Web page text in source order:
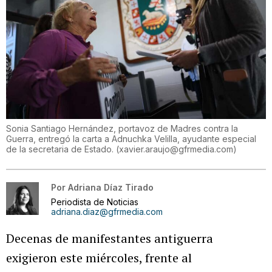
Sonia Santiago Hernández, portavoz de Madres contra la
Guerra, entregó la carta a Adnuchka Velilla, ayudante especial
de la secretaria de Estado. (xavier.araujo@gfrmedia.com)
Por Adriana Díaz Tirado
Periodista de Noticias
adriana.diaz@gfrmedia.com
Decenas de manifestantes antiguerra
exigieron este miércoles, frente al